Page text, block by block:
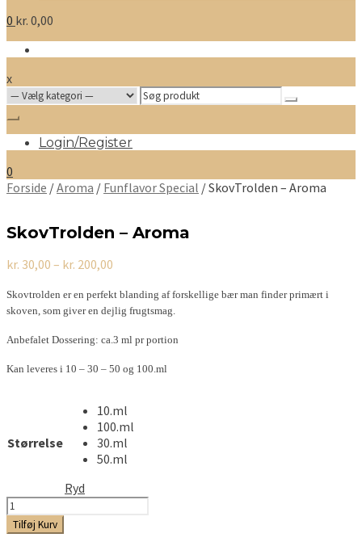
0 kr. 0,00
x
Search
for:
Login/Register
0
Forside /Aroma / Funflavor Special / SkovTrolden – Aroma
SkovTrolden – Aroma
kr. 30,00 – kr. 200,00
til
kr. 200,00
Skovtrolden er en perfekt blanding af forskellige bær man finder primært i
skoven, som giver en dejlig frugtsmag.
Anbefalet Dossering: ca.3 ml pr portion
Kan leveres i 10 – 30 – 50 og 100.ml
Størrelse
10.ml
100.ml
30.ml
50.ml
Ryd
SkovTrolden
-
Aroma
Tilføj Kurv